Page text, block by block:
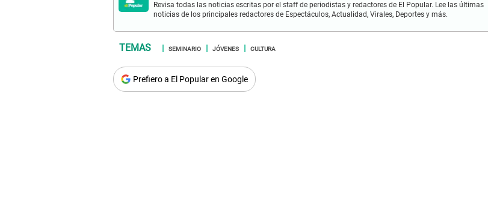
Revisa todas las noticias escritas por el staff de periodistas y redactores de El Popular. Lee las últimas
noticias de los principales redactores de Espectáculos, Actualidad, Virales, Deportes y más.
SEMINARIO JÓVENES CULTURA
Prefiero a El Popular en Google